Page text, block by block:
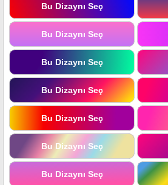
Bu Dizaynı Seç
Bu Dizaynı Seç
Bu Dizaynı Seç
Bu Dizaynı Seç
Bu Dizaynı Seç
Bu Dizaynı Seç
Bu Dizaynı Seç